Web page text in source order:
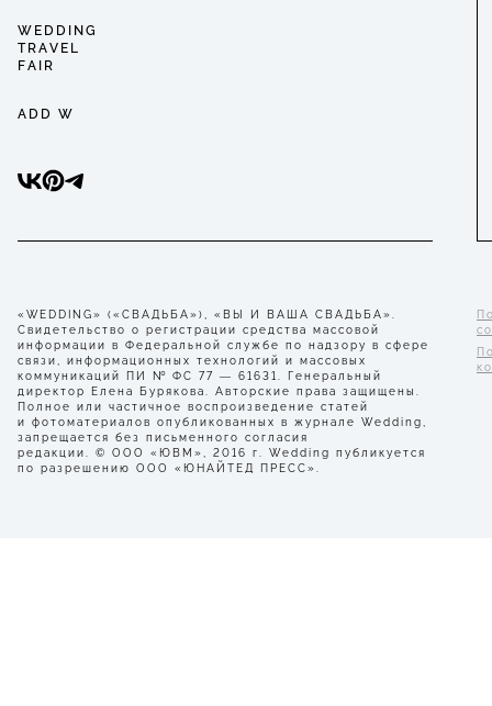
WEDDING
TRAVEL
FAIR
ADD W
«WEDDING» («СВАДЬБА»), «ВЫ И ВАША СВАДЬБА».
Свидетельство о регистрации средства массовой
информации в Федеральной службе по надзору в сфере
связи, информационных технологий и массовых
коммуникаций ПИ № ФС 77 — 61631. Генеральный
директор Елена Бурякова. Авторские права защищены.
Полное или частичное воспроизведение статей
и фотоматериалов опубликованных в журнале Wedding,
запрещается без письменного согласия
редакции. © ООО «ЮВМ», 2016 г. Wedding публикуется
по разрешению ООО «ЮНАЙТЕД ПРЕСС».